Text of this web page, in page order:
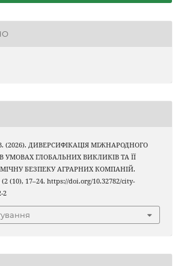
(2026). ДИВЕРСИФІКАЦІЯ МІЖНАРОДНОГО
УМОВАХ ГЛОБАЛЬНИХ ВИКЛИКІВ ТА ЇЇ
БЕЗПЕКУ АГРАРНИХ КОМПАНІЙ.
(2 (10), 17–24. https://doi.org/10.32782/city-
2